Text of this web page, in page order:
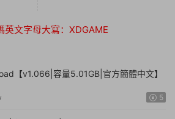
英文字母大寫：XDGAME
【v1.066|容量5.01GB|官方簡體中文】
5